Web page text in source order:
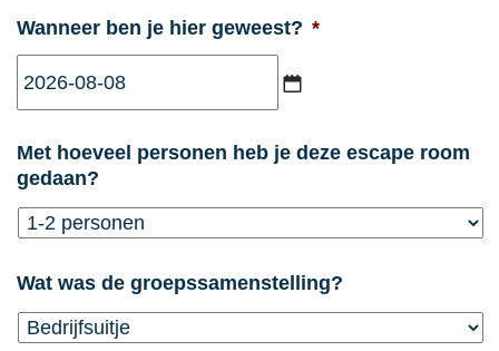
Wanneer ben je hier geweest? *
dash
dash
Met hoeveel personen heb je deze escape room
gedaan?
Wat was de groepssamenstelling?